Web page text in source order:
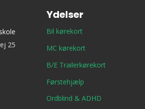
25
Ydelser
Bil kørekort
MC kørekort
B/E Trailerkørekort
Førstehjælp
Ordblind & ADHD